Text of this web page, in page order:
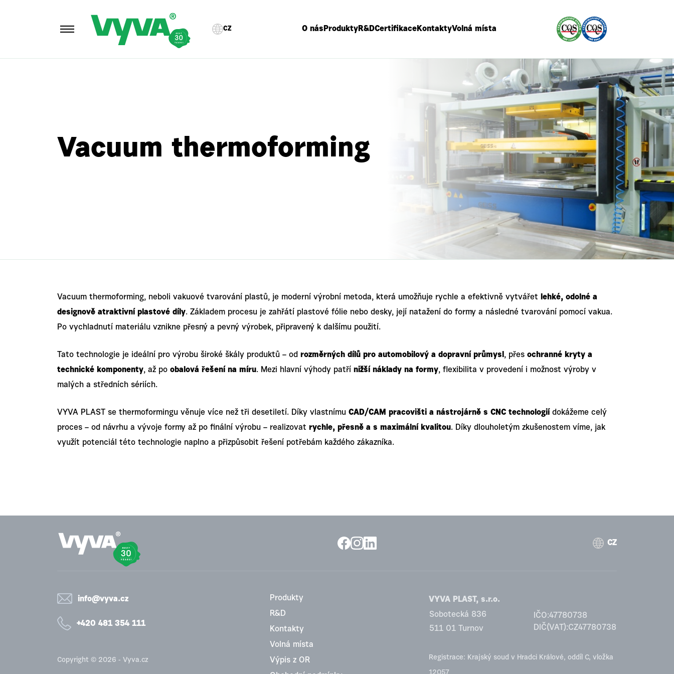
CZ O nás ProduktyR&DCertifikaceKontaktyVolná místa
Vacuum thermoforming
Vacuum thermoforming, neboli vakuové tvarování plastů, je moderní výrobní metoda, která umožňuje rychle a efektivně vytvářet
lehké, odolné a
designově atraktivní plastové díly. Základem procesu je zahřátí plastové fólie nebo desky, její natažení do formy a následné tvarování pomocí vakua.
Po vychladnutí materiálu vznikne přesný a pevný výrobek, připravený k dalšímu použití.
Tato technologie je ideální pro výrobu široké škály produktů – od rozměrných dílů pro automobilový a dopravní průmysl , přes ochranné kryty a
technické komponenty, až po obalová řešení na míru. Mezi hlavní výhody patří nižší náklady na formy, flexibilita v provedení i možnost výroby v
malých a středních sériích.
VYVA PLAST se thermoformingu věnuje více než tři desetiletí. Díky vlastnímu CAD/CAM pracovišti a nástrojárně s CNC technologií dokážeme celý
proces – od návrhu a vývoje formy až po finální výrobu – realizovat rychle, přesně a s maximální kvalitou. Díky dlouholetým zkušenostem víme, jak
využít potenciál této technologie naplno a přizpůsobit řešení potřebám každého zákazníka.
CZ
info@vyva.cz
+420 481 354 111
Copyright © 2026 - Vyva.cz
Produkty
R&D
Kontakty
Volná místa
Výpis z OR
VYVA PLAST, s.r.o.
Sobotecká 836
511 01 Turnov
IČO:47780738
DIČ(VAT):CZ47780738
Registrace: Krajský soud v Hradci Králové, oddíl C, vložka